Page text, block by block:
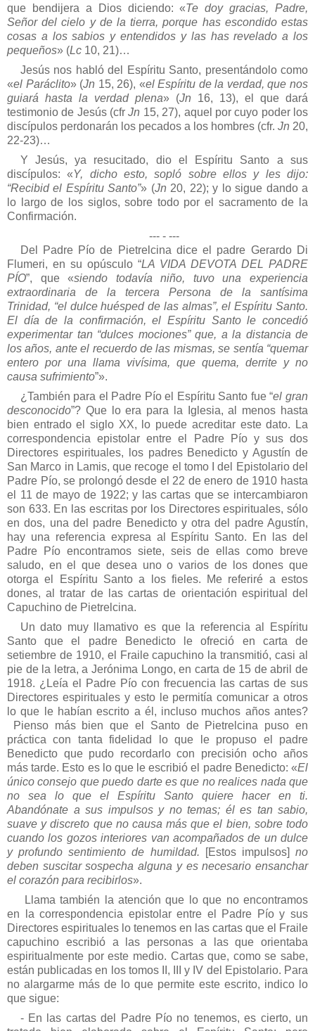
que bendijera a Dios diciendo: «Te doy gracias, Padre,
Señor del cielo y de la tierra, porque has escondido estas
cosas a los sabios y entendidos y las has revelado a los
pequeños» (Lc 10, 21)…
Jesús nos habló del Espíritu Santo, presentándolo como
«el Paráclito» (Jn 15, 26), «el Espíritu de la verdad, que nos
guiará hasta la verdad plena» (Jn 16, 13), el que dará
testimonio de Jesús (cfrJn 15, 27), aquel por cuyo poder los
discípulos perdonarán los pecados a los hombres (cfr. Jn 20,
22-23)…
Y Jesús, ya resucitado, dio el Espíritu Santo a sus
discípulos: «Y, dicho esto, sopló sobre ellos y les dijo:
“Recibid el Espíritu Santo”» (Jn 20, 22); y lo sigue dando a
lo largo de los siglos, sobre todo por el sacramento de la
Confirmación.
--- - ---
Del Padre Pío de Pietrelcina dice el padre Gerardo Di
Flumeri, en su opúsculo “LA VIDA DEVOTA DEL PADRE
PÍO”, que «siendo todavía niño, tuvo una experiencia
extraordinaria de la tercera Persona de la santísima
Trinidad, “el dulce huésped de las almas”, el Espíritu Santo.
El día de la confirmación, el Espíritu Santo le concedió
experimentar tan “dulces mociones” que, a la distancia de
los años, ante el recuerdo de las mismas, se sentía “quemar
entero por una llama vivísima, que quema, derrite y no
causa sufrimiento”».
¿También para el Padre Pío el Espíritu Santo fue “el gran
desconocido”? Que lo era para la Iglesia, al menos hasta
bien entrado el siglo XX, lo puede acreditar este dato. La
correspondencia epistolar entre el Padre Pío y sus dos
Directores espirituales, los padres Benedicto y Agustín de
San Marco in Lamis, que recoge el tomo I del Epistolario del
Padre Pío, se prolongó desde el 22 de enero de 1910 hasta
el 11 de mayo de 1922; y las cartas que se intercambiaron
son 633. En las escritas por los Directores espirituales, sólo
en dos, una del padre Benedicto y otra del padre Agustín,
hay una referencia expresa al Espíritu Santo. En las del
Padre Pío encontramos siete, seis de ellas como breve
saludo, en el que desea uno o varios de los dones que
otorga el Espíritu Santo a los fieles. Me referiré a estos
dones, al tratar de las cartas de orientación espiritual del
Capuchino de Pietrelcina.
Un dato muy llamativo es que la referencia al Espíritu
Santo que el padre Benedicto le ofreció en carta de
setiembre de 1910, el Fraile capuchino la transmitió, casi al
pie de la letra, a Jerónima Longo, en carta de 15 de abril de
1918. ¿Leía el Padre Pío con frecuencia las cartas de sus
Directores espirituales y esto le permitía comunicar a otros
lo que le habían escrito a él, incluso muchos años antes?
Pienso más bien que el Santo de Pietrelcina puso en
práctica con tanta fidelidad lo que le propuso el padre
Benedicto que pudo recordarlo con precisión ocho años
más tarde. Esto es lo que le escribió el padre Benedicto: «El
único consejo que puedo darte es que no realices nada que
no sea lo que el Espíritu Santo quiere hacer en ti.
Abandónate a sus impulsos y no temas; él es tan sabio,
suave y discreto que no causa más que el bien, sobre todo
cuando los gozos interiores van acompañados de un dulce
y profundo sentimiento de humildad.
[Estos impulsos] no
deben suscitar sospecha alguna y es necesario ensanchar
el corazón para recibirlos».
Llama también la atención que lo que no encontramos
en la correspondencia epistolar entre el Padre Pío y sus
Directores espirituales lo tenemos en las cartas que el Fraile
capuchino escribió a las personas a las que orientaba
espiritualmente por este medio. Cartas que, como se sabe,
están publicadas en los tomos II, III y IV del Epistolario. Para
no alargarme más de lo que permite este escrito, indico lo
que sigue:
- En las cartas del Padre Pío no tenemos, es cierto, un